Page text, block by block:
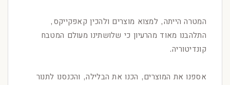
המטרה הייתה, למצוא מוצרים ולהכין קאפקייקס,
התלהבנו מאוד מהרעיון כי שלושתינו מעולם המטבח
קונדיטוריה.
אספנו את המוצרים, הכנו את הבלילה, והכנסנו לתנור